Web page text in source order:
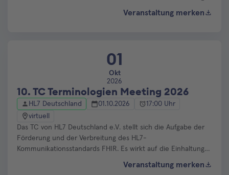
abgestimmte Anwendung und Weiterentwicklung. In
Veranstaltung merken
01
Okt
2026
10. TC Terminologien Meeting 2026
HL7 Deutschland 01.10.2026
17:00 Uhr
virtuell
Das TC von HL7 Deutschland e.V. stellt sich die Aufgabe der
Förderung und der Verbreitung des HL7-
Kommunikationsstandards FHIR. Es wirkt auf die Einhaltung
abgestimmte Anwendung und Weiterentwicklung. In
Veranstaltung merken